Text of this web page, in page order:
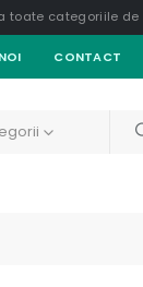
toate categoriile de
CONTACT